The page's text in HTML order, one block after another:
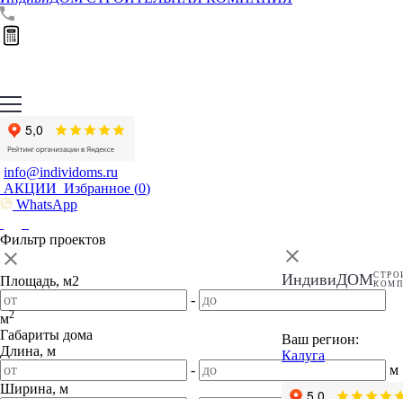
info@individoms.ru
АКЦИИ Избранное (0)
WhatsApp
ИндивиДОМ
Ваш регион:
Калуга
Фильтр проектов
Площадь, м2
-
м2
Габариты дома
Длина, м
-
м
Ширина, м